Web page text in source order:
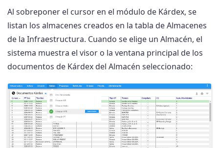
Al sobreponer el cursor en el módulo de Kárdex, se
listan los almacenes creados en la tabla de Almacenes
de la Infraestructura. Cuando se elige un Almacén, el
sistema muestra el visor o la ventana principal de los
documentos de Kárdex del Almacén seleccionado: